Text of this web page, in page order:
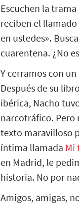
Escuchen la
reciben el llamado
en ustedes».
cuarentena. ¿No
Y cerramos con
Después de su
ibérica, Nacho
narcotráfico. Pero
texto maravilloso
íntima llamada Mi
en Madrid, le
historia. No por
Amigos, amigas,